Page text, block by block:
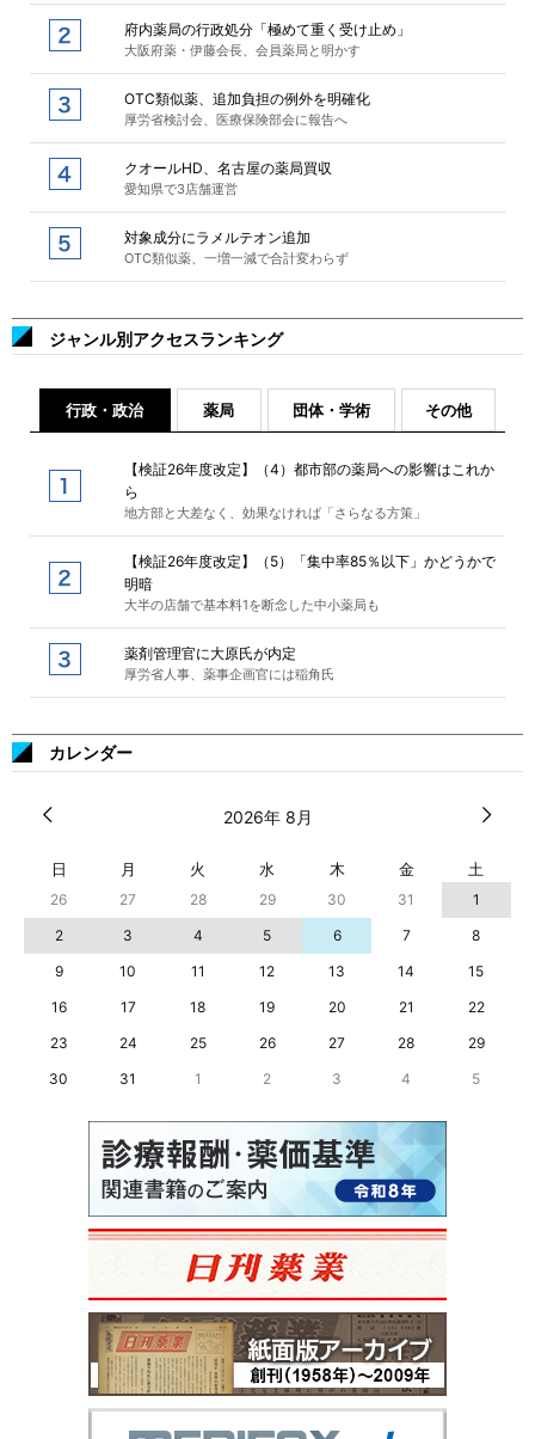
府内薬局の行政処分「極めて重く受け止め」
大阪府薬・伊藤会長、会員薬局と明かす
OTC類似薬、追加負担の例外を明確化
厚労省検討会、医療保険部会に報告へ
クオールHD、名古屋の薬局買収
愛知県で3店舗運営
対象成分にラメルテオン追加
OTC類似薬、一増一減で合計変わらず
ジャンル別アクセスランキング
行政・政治 薬局 団体・学術 その他
【検証26年度改定】（4）都市部の薬局への影響はこれか
ら
地方部と大差なく、効果なければ「さらなる方策」
【検証26年度改定】（5）「集中率85％以下」かどうかで
明暗
大半の店舗で基本料1を断念した中小薬局も
薬剤管理官に大原氏が内定
厚労省人事、薬事企画官には稲角氏
カレンダー
2026年 8月
日 月 火 水 木 金 土
26 27 28 29 30 31
1
2
3 4 5 6 7
8
9
10 11 12 13 14
15
16
17 18 19 20 21
22
23
24 25 26 27 28
29
30
31 1 2 3 4 5